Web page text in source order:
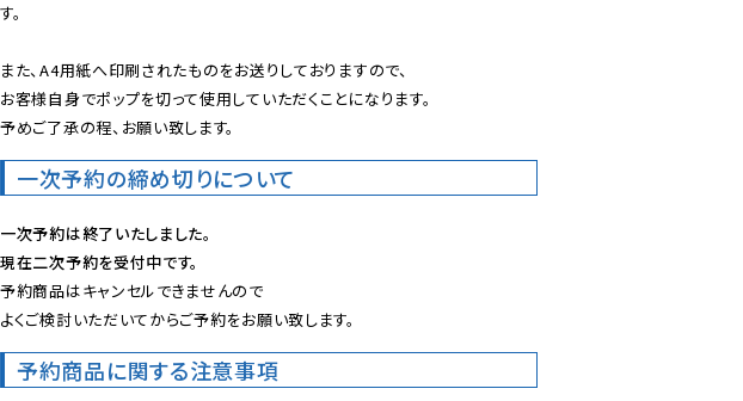
す。
また、A4用紙へ印刷されたものをお送りしておりますので、
お客様自身でポップを切って使用していただくことになります。
予めご了承の程、お願い致します。
一次予約の締め切りについて
一次予約は終了いたしました。
現在二次予約を受付中です。
予約商品はキャンセルできませんので
よくご検討いただいてからご予約をお願い致します。
予約商品に関する注意事項